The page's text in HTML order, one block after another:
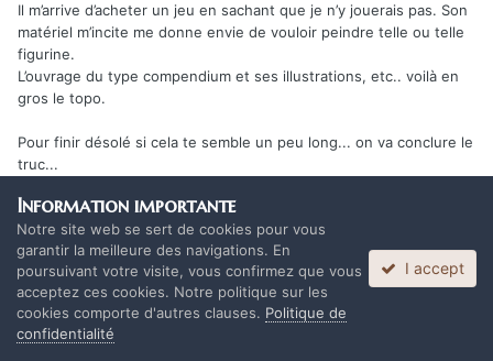
Il m’arrive d’acheter un jeu en sachant que je n’y jouerais pas. Son
matériel m’incite me donne envie de vouloir peindre telle ou telle
figurine.
L’ouvrage du type compendium et ses illustrations, etc.. voilà en
gros le topo.
Pour finir désolé si cela te semble un peu long... on va conclure le
truc...
risque quel risque pour l’acheteur? Un editeur met ses couilles
sur le billot. Il sort une merde/ il est mort. Nan le risque c’est pas
le client qui le prend.
On a pas à être récompensé pour ca. Et l’attente bah... il faut ce
qu’il faut.
On ne parle pas de l’auteur qui se lance avec des petites mains
qui l’aident au fond de son garage. Quand c’est Monolith, cool mini
Information importante
Notre site web se sert de cookies pour vous
garantir la meilleure des navigations. En
poursuivant votre visite, vous confirmez que vous
acceptez ces cookies. Notre politique sur les
cookies comporte d'autres clauses. Politique de
confidentialité
I accept